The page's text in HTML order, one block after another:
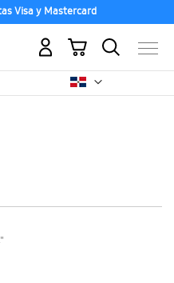
Visa y Mastercard
Mi carrito